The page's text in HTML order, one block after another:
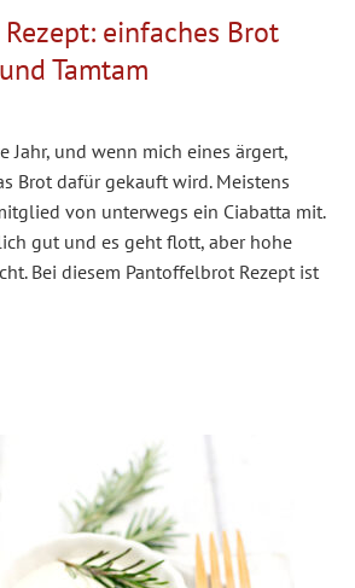
einfaches Brot
Tamtam
Jahr, und wenn mich eines ärgert,
Brot dafür gekauft wird. Meistens
von unterwegs ein Ciabatta mit.
gut und es geht flott, aber hohe
Bei diesem Pantoffelbrot Rezept ist